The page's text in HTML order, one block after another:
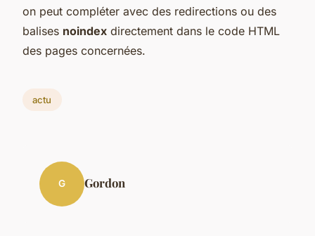
on peut compléter avec des redirections ou des
balises noindex directement dans le code HTML
des pages concernées.
actu
G Gordon